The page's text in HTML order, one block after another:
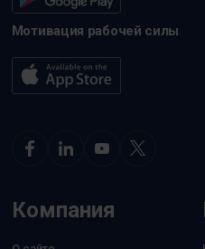
Мотивация рабочей силы
Компания